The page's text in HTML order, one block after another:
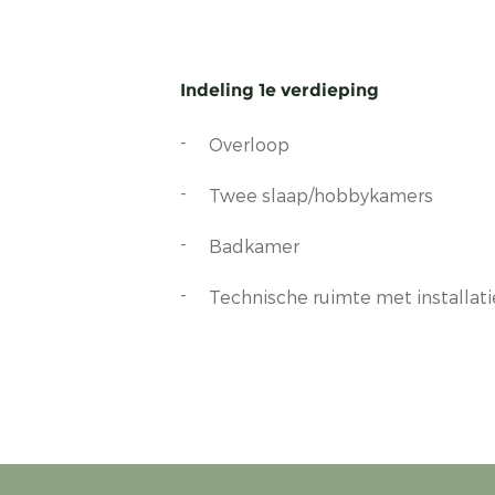
Indeling 1e verdieping
Overloop
Twee slaap/hobbykamers
Badkamer
Technische ruimte met